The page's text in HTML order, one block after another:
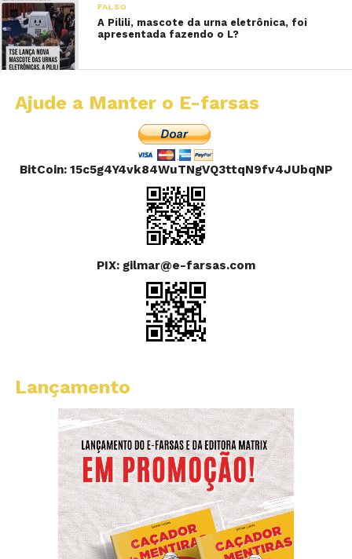
FALSO
A Pilili, mascote da urna eletrônica, foi
apresentada fazendo o L?
Ajude a Manter o E-farsas
BitCoin: 15c5g4Y4vk84WuTNgVQ3ttqN9fv4JUbqNP
PIX: gilmar@e-farsas.com
Lançamento